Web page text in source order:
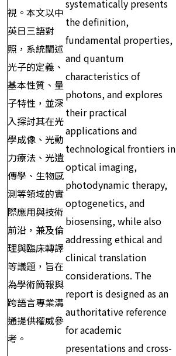
視。本文以中
英日三語對
照，系統闡述
光子的定義、
基本性質、量
子特性，並深
入探討其在光
學成像、光動
力療法、光遺
傳學、生物感
測等領域的實
際應用與技術
前沿，兼及倫
理與臨床轉譯
等議題，旨在
為學術簡報與
跨語言專業溝
通提供權威參
考。
systematically presents
the definition,
fundamental properties,
and quantum
characteristics of
photons, and explores
their practical
applications and
technological frontiers in
optical imaging,
photodynamic therapy,
optogenetics, and
biosensing, while also
addressing ethical and
clinical translation
considerations. The
report is designed as an
authoritative reference
for academic
presentations and cross-